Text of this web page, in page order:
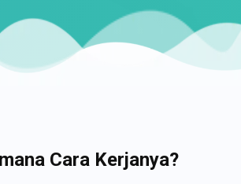
Cara Kerjanya?